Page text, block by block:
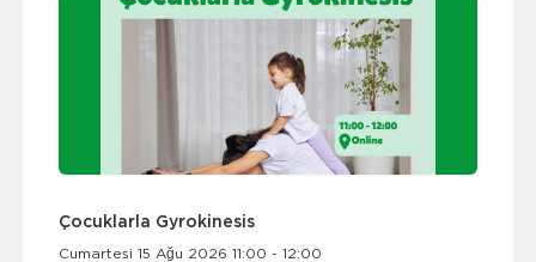
Çocuklarla Gyrokinesis
Cumartesi 15 Ağu 2026 11:00 - 12:00